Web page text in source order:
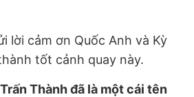
lời cảm ơn Quốc Anh và Kỳ
tốt cảnh quay này.
Thành đã là một cái tên